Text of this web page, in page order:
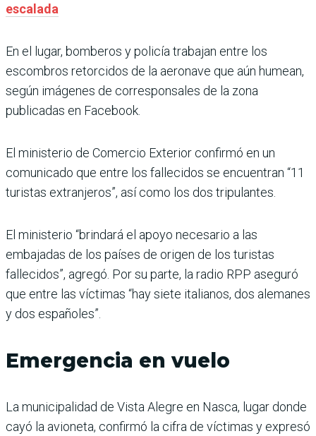
escalada
En el lugar, bomberos y policía trabajan entre los
escombros retorcidos de la aeronave que aún humean,
según imágenes de corresponsales de la zona
publicadas en Facebook.
El ministerio de Comercio Exterior confirmó en un
comunicado que entre los fallecidos se encuentran “11
turistas extranjeros”, así como los dos tripulantes.
El ministerio “brindará el apoyo necesario a las
embajadas de los países de origen de los turistas
fallecidos”, agregó. Por su parte, la radio RPP aseguró
que entre las víctimas “hay siete italianos, dos alemanes
y dos españoles”.
Emergencia en vuelo
La municipalidad de Vista Alegre en Nasca, lugar donde
cayó la avioneta, confirmó la cifra de víctimas y expresó